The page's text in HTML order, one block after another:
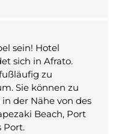
sein! Hotel
sich in Afrato.
zu
Sie können zu
der Nähe von des
Beach, Port
Port.